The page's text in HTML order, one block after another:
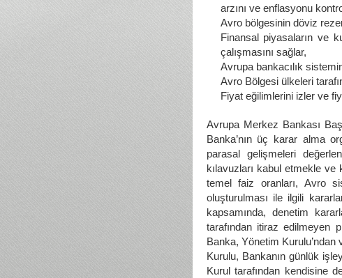
arzını ve enflasyonu
Avro bölgesinin döviz
Finansal piyasaların ve
çalışmasını sağlar,
Avrupa bankacılık
Avro Bölgesi ülkeleri
Fiyat eğilimlerini izler ve
Avrupa Merkez Bankası
Banka’nın üç karar alma
parasal gelişmeleri
kılavuzları kabul etmekle ve
temel faiz oranları, Avro
oluşturulması ile ilgili
kapsamında, denetim
tarafından itiraz edilmeyen
Banka, Yönetim
Kurulu, Bankanın günlük
Kurul tarafından kendisine